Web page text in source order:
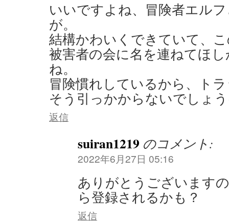
いいですよね、冒険者エル
が。
結構かわいくできていて、
被害者の会に名を連ねてほ
ね。
冒険慣れしているから、ト
そう引っかからないでしょ
返信
suiran1219 のコメント:
2022年6月27日 05:16
ありがとうございます
ら登録されるかも？
返信